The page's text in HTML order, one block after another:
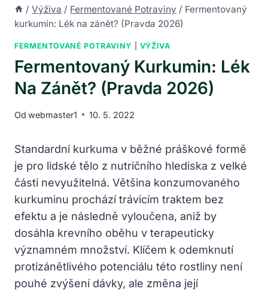
/ Výživa / Fermentované Potraviny / Fermentovaný
kurkumin: Lék na zánět? (Pravda 2026)
FERMENTOVANÉ POTRAVINY VÝŽIVA
Fermentovaný Kurkumin: Lék
Na Zánět? (Pravda 2026)
Od webmaster1 10. 5. 2022
Standardní kurkuma v běžné práškové formě
je pro lidské tělo z nutričního hlediska z velké
části nevyužitelná. Většina konzumovaného
kurkuminu prochází trávicím traktem bez
efektu a je následně vyloučena, aniž by
dosáhla krevního oběhu v terapeuticky
významném množství. Klíčem k odemknutí
protizánětlivého potenciálu této rostliny není
pouhé zvýšení dávky, ale změna její